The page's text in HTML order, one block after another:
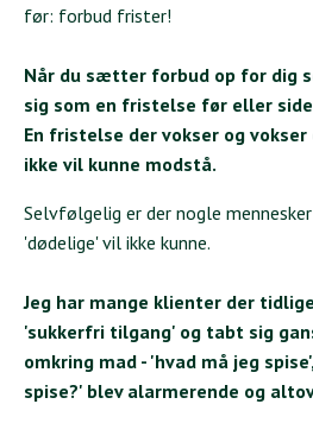
før: forbud frister!
Når du sætter forbud op for dig
sig som en fristelse før eller
En fristelse der vokser og
ikke vil kunne modstå.
Selvfølgelig er der nogle
'dødelige' vil ikke kunne.
Jeg har mange klienter der
'sukkerfri tilgang' og tabt sig
omkring mad - 'hvad må jeg
spise?' blev alarmerende og